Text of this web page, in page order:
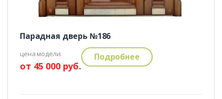
Парадная дверь №186
цена модели:
от 45 000 руб.
Подробнее